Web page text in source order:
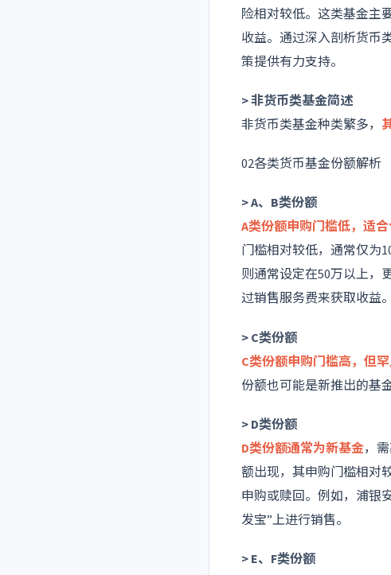
险相对较低。这类基金主
收益。通过深入剖析货币
策提供有力支持。
> 非货币类基金简述
非货币类基金种类繁多，
02各类货币基金份额解析
> A、B类份额
A类份额申购门槛低，适
门槛相对较低，通常仅为
则通常设定在50万以上，
过销售服务费来获取收益
> C类份额
C类份额申购门槛高，但
份额也可能是新推出的基
> D类份额
D类份额通常为新基金，
额出现，其申购门槛相对
申购或赎回。例如，浦银
发宝”上进行销售。
> E、F类份额